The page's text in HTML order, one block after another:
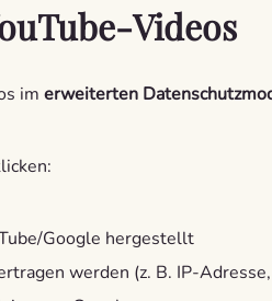
Videos
im erweiterten
Google hergestellt
werden (z. B. IP-